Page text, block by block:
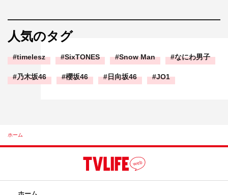
人気のタグ
timelesz SixTONES Snow Man なにわ男子
乃木坂46 櫻坂46 日向坂46 JO1
ホーム